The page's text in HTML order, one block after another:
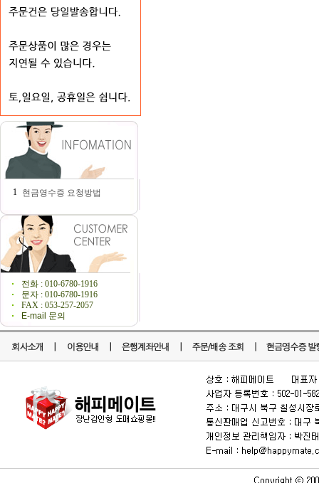
1 현금영수증 요청방법
전화 : 010-6780-1916
문자 : 010-6780-1916
FAX : 053-257-2057
E-mail 문의